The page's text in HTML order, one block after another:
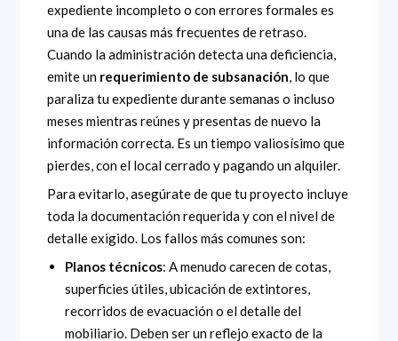
expediente incompleto o con errores formales es
una de las causas más frecuentes de retraso.
Cuando la administración detecta una deficiencia,
emite un requerimiento de subsanación, lo que
paraliza tu expediente durante semanas o incluso
meses mientras reúnes y presentas de nuevo la
información correcta. Es un tiempo valiosísimo que
pierdes, con el local cerrado y pagando un alquiler.
Para evitarlo, asegúrate de que tu proyecto incluye
toda la documentación requerida y con el nivel de
detalle exigido. Los fallos más comunes son:
Planos técnicos: A menudo carecen de cotas,
superficies útiles, ubicación de extintores,
recorridos de evacuación o el detalle del
mobiliario. Deben ser un reflejo exacto de la